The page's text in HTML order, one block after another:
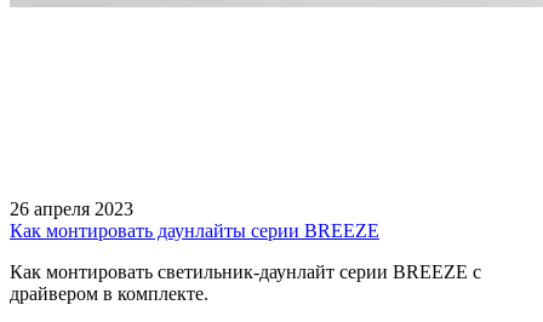
26 апреля 2023
Как монтировать даунлайты серии BREEZE
Как монтировать светильник-даунлайт серии BREEZE с
драйвером в комплекте.